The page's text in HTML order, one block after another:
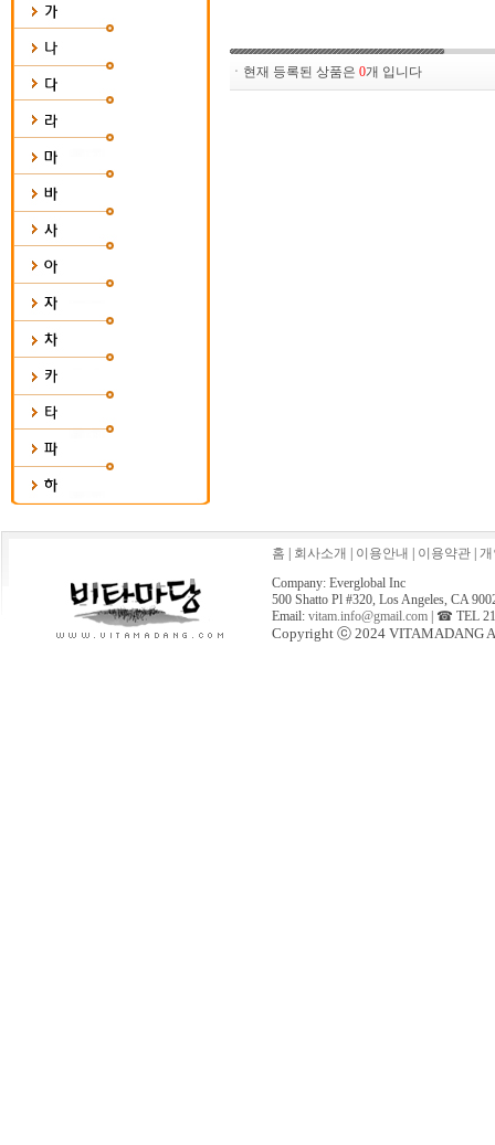
ㆍ현재 등록된 상품은 0개 입니다
홈 회사소개 이용안내 이용약관| 개
Company: Everglobal Inc
500 Shatto Pl #320, Los Angeles, CA
Email: vitam.info@gmail.com| ☎ TEL
Copyright ⓒ 2024 VITAMADANG